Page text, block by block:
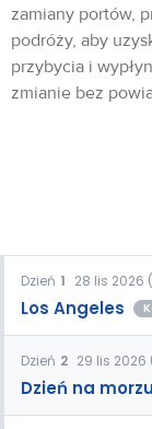
zamiany portów,
podróży, aby
przybycia i
zmianie bez
Dzień 1 28 lis 2026
Los Angeles
Dzień 2 29 lis 2026
Dzień na morzu